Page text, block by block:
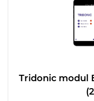
Tridonic modul